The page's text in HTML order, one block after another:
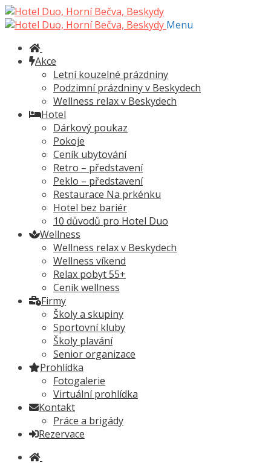
Přeskočit
na
Přejít
k
webu
Menu
Akce
Letní kouzelné prázdniny
Podzimní prázdniny v Beskydech
Wellness relax v Beskydech
Hotel
Dárkový poukaz
Pokoje
Ceník ubytování
Retro – představení
Peklo – představení
Restaurace Na prkénku
Hotel bez bariér
10 důvodů pro Hotel Duo
Wellness
Wellness relax v Beskydech
Wellness víkend
Relax pobyt 55+
Ceník wellness
Firmy
Školy a skupiny
Sportovní kluby
Školy plavání
Senior organizace
Prohlídka
Fotogalerie
Virtuální prohlídka
Kontakt
Práce a brigády
Rezervace